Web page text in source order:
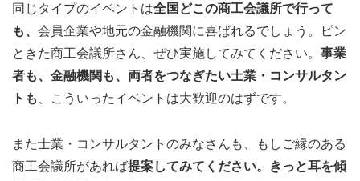
同じタイプのイベントは全国どこの商工会議所で行って
も、 会員企業や地元の金融機関に喜ばれるでしょう。ピン
ときた商工会議所さん、ぜひ実施してみてください。 事業
者も、金融機関も、両者をつなぎたい士業・コンサルタン
トも
、こういったイベントは大歓迎のはずです。
また士業・コンサルタントのみなさんも、もしご縁のある
商工会議所があれば提案してみてください。きっと耳を傾